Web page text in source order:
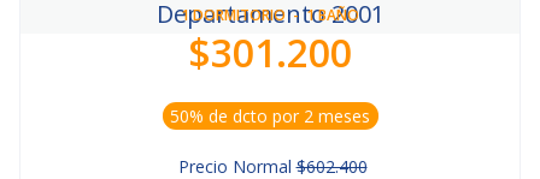
1DORMITORIO - 1BAÑO
Departamento 2001
$301.200
50% de dcto por 2 meses
Precio Normal$602.400